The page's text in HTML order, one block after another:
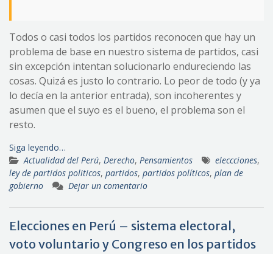
Todos o casi todos los partidos reconocen que hay un
problema de base en nuestro sistema de partidos, casi
sin excepción intentan solucionarlo endureciendo las
cosas. Quizá es justo lo contrario. Lo peor de todo (y ya
lo decía en la anterior entrada), son incoherentes y
asumen que el suyo es el bueno, el problema son el
resto.
Siga leyendo…
Actualidad del Perú, Derecho, Pensamientos eleccciones,
ley de partidos politicos, partidos, partidos políticos, plan de
gobierno
Dejar un comentario
Elecciones en Perú – sistema electoral,
voto voluntario y Congreso en los partidos